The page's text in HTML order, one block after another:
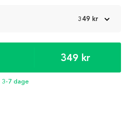
349 kr
349 kr
3-7 dage